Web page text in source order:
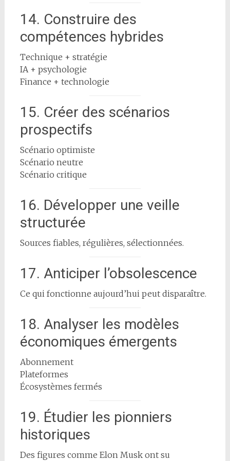
14. Construire des
compétences hybrides
Technique + stratégie
IA + psychologie
Finance + technologie
15. Créer des scénarios
prospectifs
Scénario optimiste
Scénario neutre
Scénario critique
16. Développer une veille
structurée
Sources fiables, régulières, sélectionnées.
17. Anticiper l’obsolescence
Ce qui fonctionne aujourd’hui peut disparaître.
18. Analyser les modèles
économiques émergents
Abonnement
Plateformes
Écosystèmes fermés
19. Étudier les pionniers
historiques
Des figures comme Elon Musk ont su